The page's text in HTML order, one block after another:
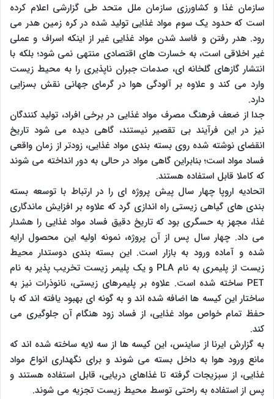
سازمان غذا و کشاورزی سازمان ملل متحد طی گزارشی اعلام کرده
است که حدود یک سوم مواد غذایی تولید شده در کره زمین هدر می
رود. هدر رفتن و فاسد شدن مواد غذایی غیر از اینکه اسراف و عملی
غیر اخلاقی است، به خسارت های اقتصادی منتهی نمی شود؛ بلکه با
انتشار گازهای گلخانه ای، صدمات جبران ناپذیری را به محیط زیست
وارد می کند و علاوه بر آلودگی هوا در گرمای جهانی نقش بسزایی
دارد.
جدا از ضعف فرهنگ مصرف مواد غذایی در برخی افراد، تولید کنندگان
نیز در این فرآیند بی تقصیر نیستند، گاهی دیده می شود تاریخ
انقضای نوشته شده روی بسته بندی مواد غذایی، زودتر از زمان واقعی
فساد مواد است؛ بنابراین گاهی مواد در حالی به دور انداخته می شوند
که کاملا قابل استفاده هستند.
اتحادیه اروپا چهار سال پیش پروژه ای را در ارتباط با توسعه بسته
بندی های گیاهی زیستی راه اندازی گرد که علاوه بر افزایش ماندگاری
غذا، مجهز به حسگری بود که تاریخ دقیق فساد مواد غذایی را هشدار
می داد. چهار سال پس از آن پروژه، نمونه اولیه این محصول ارایه
شده و آماده ورود به بازار است. این بسته بندی دوستدار محیط
زیست از پلیمری به نام PLA و یک پلیمر زیست تخریب پذیر به نام
PET ساخته شده است. علاوه بر پلیمرهای زیستی، نانوذرات نیز به
ساختار این کیسه ها اضافه شده اند و به گونه ای بهبود یافته اند که با
حفظ تمام خواص مواد غذایی، از فساد زود هنگام آن جلوگیری می
کند.
به گزارش ایرنا از ساینس،‌ این کیسه ها از سه لایه ساخته شده اند که
مانع ورود هوا به داخل بسته می شوند و برای نگهداری انواع مواد
غذایی، از سبزیجات گرفته تا غذاهای دریایی، قابل استفاده هستند و
پس از استفاده به راحتی توسط محیط زیست تجزیه می شوند.